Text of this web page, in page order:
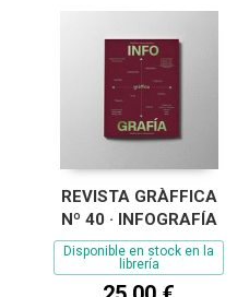
REVISTA GRÀFFICA
Nº 40 · INFOGRAFÍA
Disponible en stock en la
librería